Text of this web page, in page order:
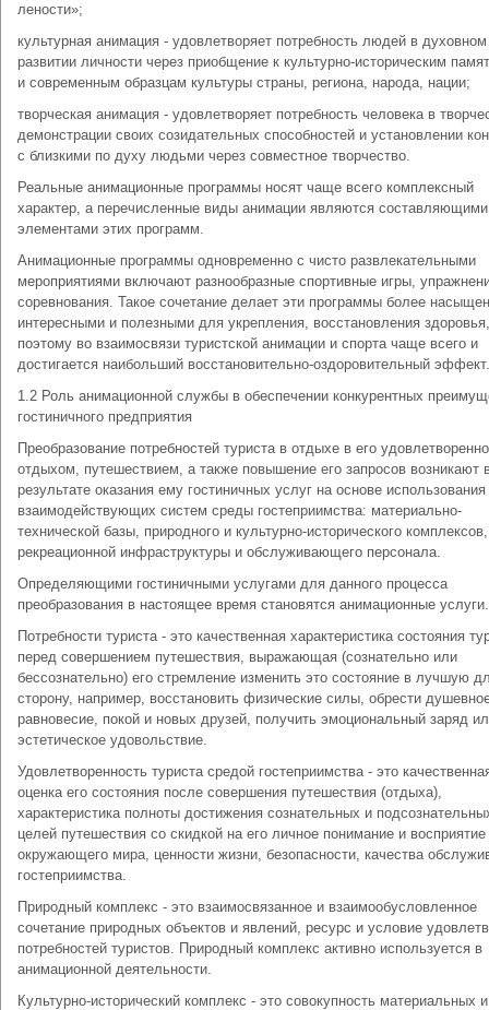
лености»;
культурная анимация - удовлетворяет потребность людей в духовном
развитии личности через приобщение к культурно-историческим
и современным образцам культуры страны, региона, народа, нации;
творческая анимация - удовлетворяет потребность человека в
демонстрации своих созидательных способностей и установлении
с близкими по духу людьми через совместное творчество.
Реальные анимационные программы носят чаще всего комплексный
характер, а перечисленные виды анимации являются составляющими
элементами этих программ.
Анимационные программы одновременно с чисто развлекательными
мероприятиями включают разнообразные спортивные игры,
соревнования. Такое сочетание делает эти программы более
интересными и полезными для укрепления, восстановления здоровья,
поэтому во взаимосвязи туристской анимации и спорта чаще всего и
достигается наибольший восстановительно-оздоровительный эффект.
1.2 Роль анимационной службы в обеспечении конкурентных
гостиничного предприятия
Преобразование потребностей туриста в отдыхе в его
отдыхом, путешествием, а также повышение его запросов возникают
результате оказания ему гостиничных услуг на основе использования
взаимодействующих систем среды гостеприимства: материально-
технической базы, природного и культурно-исторического комплексов,
рекреационной инфраструктуры и обслуживающего персонала.
Определяющими гостиничными услугами для данного процесса
преобразования в настоящее время становятся анимационные услуги.
Потребности туриста - это качественная характеристика состояния
перед совершением путешествия, выражающая (сознательно или
бессознательно) его стремление изменить это состояние в лучшую
сторону, например, восстановить физические силы, обрести
равновесие, покой и новых друзей, получить эмоциональный заряд
эстетическое удовольствие.
Удовлетворенность туриста средой гостеприимства - это
оценка его состояния после совершения путешествия (отдыха),
характеристика полноты достижения сознательных и
целей путешествия со скидкой на его личное понимание и восприятие
окружающего мира, ценности жизни, безопасности, качества
гостеприимства.
Природный комплекс - это взаимосвязанное и взаимообусловленное
сочетание природных объектов и явлений, ресурс и условие
потребностей туристов. Природный комплекс активно используется в
анимационной деятельности.
Культурно-исторический комплекс - это совокупность материальных и